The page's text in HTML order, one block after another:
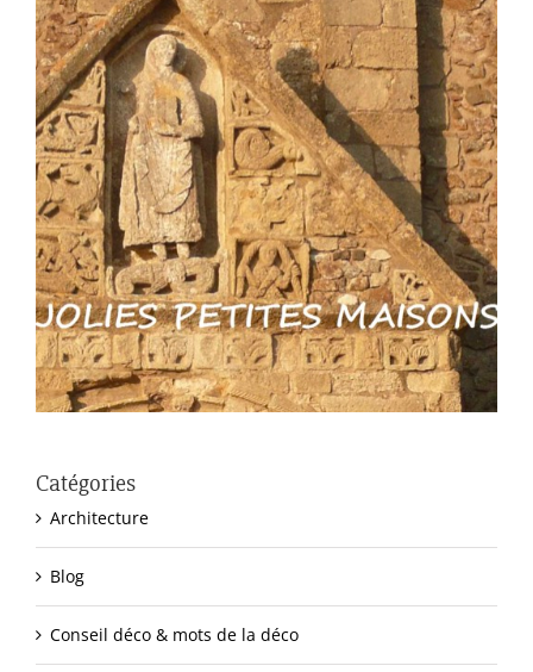
Catégories
Architecture
Blog
Conseil déco & mots de la déco